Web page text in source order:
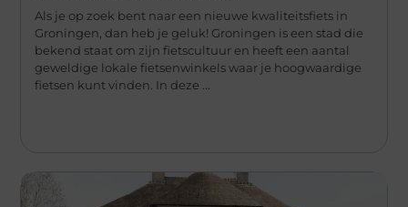
Als je op zoek bent naar een nieuwe kwaliteitsfiets in
Groningen, dan heb je geluk! Groningen is een stad die
bekend staat om zijn fietscultuur en heeft een aantal
geweldige lokale fietsenwinkels waar je hoogwaardige
fietsen kunt vinden. In deze ...